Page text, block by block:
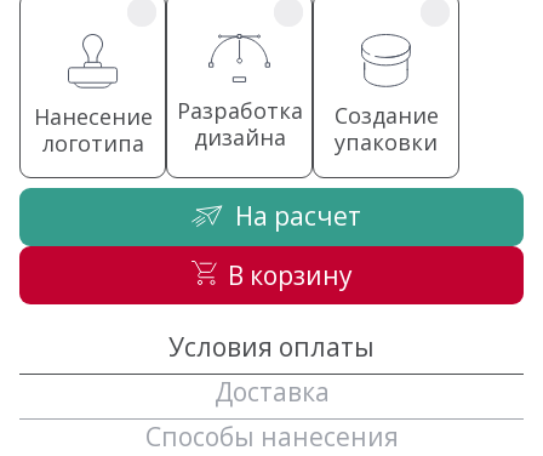
Нанесение
логотипа
Разработка
дизайна
Создание
упаковки
На расчет
В корзину
Условия оплаты
Доставка
Способы нанесения